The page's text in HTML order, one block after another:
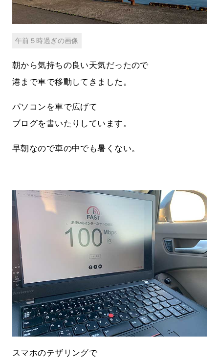
午前５時過ぎの画像
朝から気持ちの良い天気だったので
港まで車で移動してきました。
パソコンを車で広げて
ブログを書いたりしています。
早朝なので車の中でも暑くない。
スマホのテザリングで